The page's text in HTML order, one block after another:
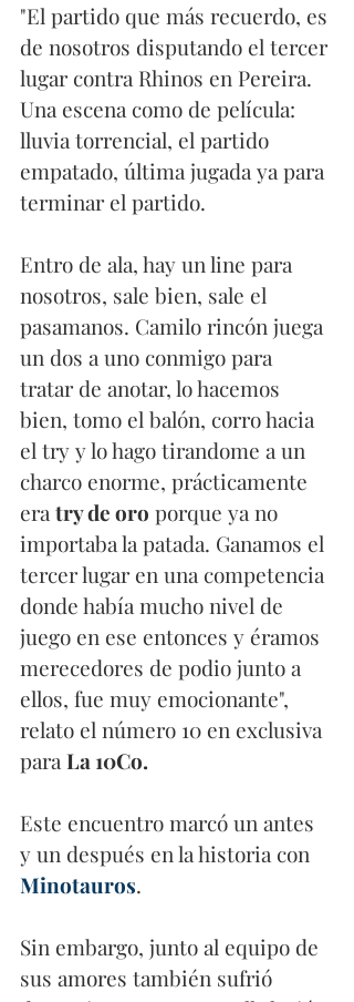
"El partido que más recuerdo, es
de nosotros disputando el tercer
lugar contra Rhinos en Pereira.
Una escena como de película:
lluvia torrencial, el partido
empatado, última jugada ya para
terminar el partido.
Entro de ala, hay un line para
nosotros, sale bien, sale el
pasamanos. Camilo rincón juega
un dos a uno conmigo para
tratar de anotar, lo hacemos
bien, tomo el balón, corro hacia
el try y lo hago tirandome a un
charco enorme, prácticamente
era try de oro porque ya no
importaba la patada. Ganamos el
tercer lugar en una competencia
donde había mucho nivel de
juego en ese entonces y éramos
merecedores de podio junto a
ellos, fue muy emocionante",
relato el número 10 en exclusiva
para La 10Co.
Este encuentro marcó un antes
y un después en la historia con
Minotauros.
Sin embargo, junto al equipo de
sus amores también sufrió